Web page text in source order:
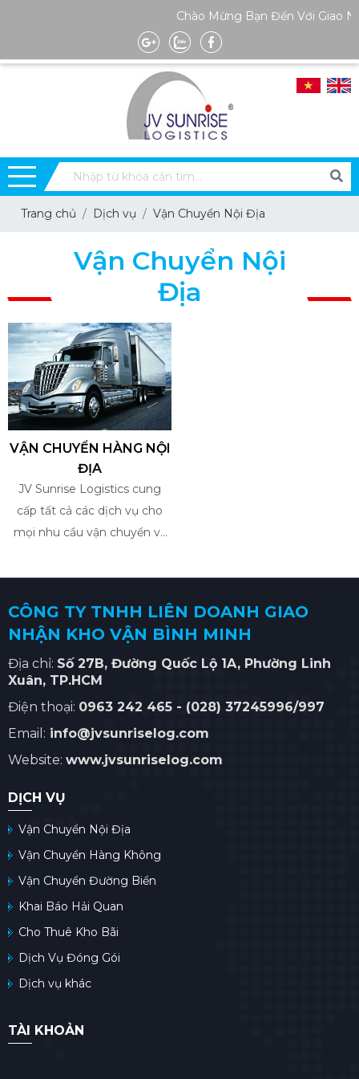
Chào Mừng Bạn Đến Với Giao
Trang chủ Dịch vụ Vận Chuyển Nội Địa
Vận Chuyển Nội
Địa
VẬN CHUYỂN HÀNG NỘI
ĐỊA
JV Sunrise Logistics cung
cấp tất cả các dịch vụ cho
mọi nhu cầu vận chuyển và
nhu cầu về vận chuyển hàng
Quý khách đến của cửa khẩu
cảng biển - sân bay và ngược
lại, vận chuyển hàng hóa đi
các tỉnh trong nước, JV
Sunrise Logistics cung cấp
dịch vụ vận chuyển hàng
container.
CÔNG TY TNHH LIÊN DOANH GIAO
NHẬN KHO VẬN BÌNH MINH
Địa chỉ: Số 27B, Đường Quốc Lộ 1A, Phường Linh
Xuân, TP.HCM
Điện thoại: 0963 242 465 - (028) 37245996/997
Email: info@jvsunriselog.com
Website: www.jvsunriselog.com
DỊCH VỤ
Vận Chuyển Nội Địa
Vận Chuyển Hàng Không
Vận Chuyển Đường Biển
Khai Báo Hải Quan
Cho Thuê Kho Bãi
Dịch Vụ Đóng Gói
Dịch vụ khác
TÀI KHOẢN